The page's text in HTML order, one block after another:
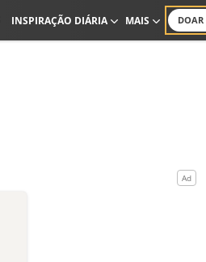
DOAR
INSPIRAÇÃO DIÁRIA MAIS